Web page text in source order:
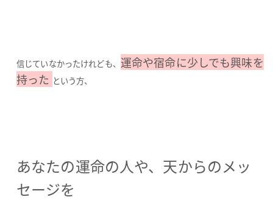
信じていなかったけれども、 運命や宿命に少しでも興味を
持った という方、
あなたの運命の人や、天からのメッ
セージを